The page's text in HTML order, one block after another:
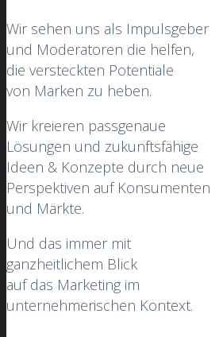
Wir sehen uns als Impulsgeber
und Moderatoren die helfen,
die versteckten Potentiale
von Marken zu heben.
Wir kreieren passgenaue
Lösungen und zukunftsfähige
Ideen & Konzepte durch neue
Perspektiven auf Konsumenten
und Märkte.
Und das immer mit
ganzheitlichem Blick
auf das Marketing im
unternehmerischen Kontext.